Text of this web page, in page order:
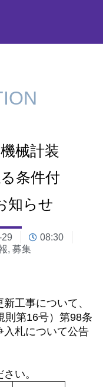
械計装
条件付
知らせ
08:30
, 募集
工事について、
則第16号）第98条
入札について公告
い。